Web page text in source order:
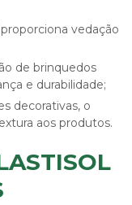
e durabilidade;
aos produtos.